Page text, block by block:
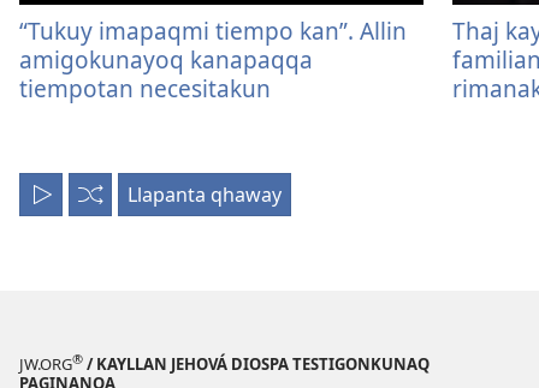
“Tukuy imapaqmi tiempo kan”. Allin
amigokunayoq kanapaqqa
tiempotan necesitakun
Thaj
LlapantaMana
Llapanta qhaway
JW.ORG® / KAYLLAN JEHOVÁ DIOSPA TESTIGONKUNAQ
PAGINANQA